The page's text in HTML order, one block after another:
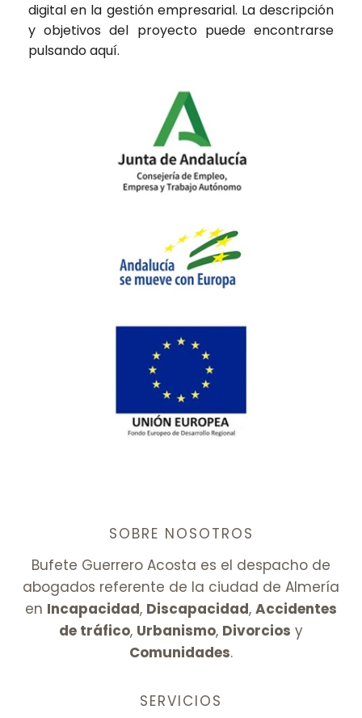
digital en la gestión empresarial. La descripción
y objetivos del proyecto puede encontrarse
pulsandoaquí.
SOBRE NOSOTROS
Bufete Guerrero Acosta es el despacho de
abogados referente de la ciudad de Almería
en Incapacidad, Discapacidad, Accidentes
de tráfico, Urbanismo, Divorcios y
Comunidades.
SERVICIOS